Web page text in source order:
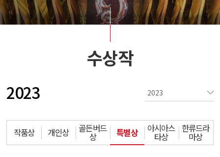
수상작
2023
작품상 개인상 골든버드
상 특별상 아시아스
타상
한류드라
마상